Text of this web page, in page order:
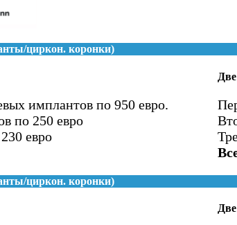
циркон. коронки)
имплантов по 950 евро.
по 250 евро
евро
циркон. коронки)